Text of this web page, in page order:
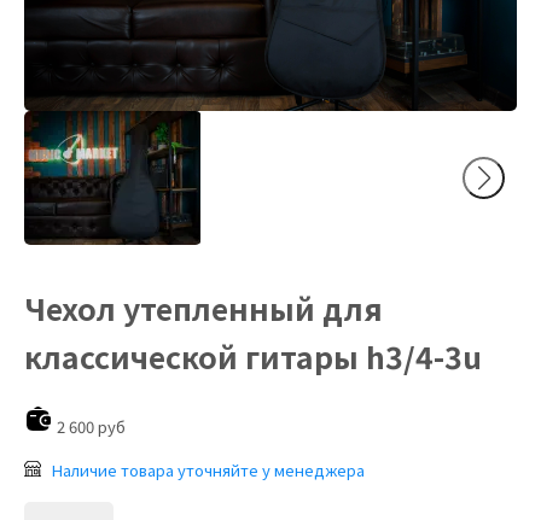
Чехол утепленный для
классической гитары h3/4-3u
2 600 руб
Наличие товара уточняйте у менеджера